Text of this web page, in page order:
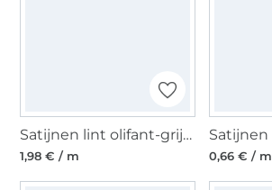
Satijnen lint olifant-grijs (40 mm)
1,98 € / m 0,66 € / m